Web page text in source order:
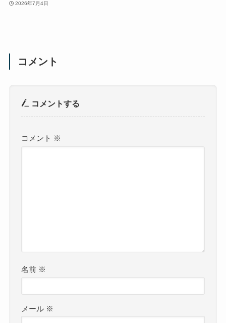
2026年7月4日
コメント
コメントする
コメント ※
名前 ※
メール ※